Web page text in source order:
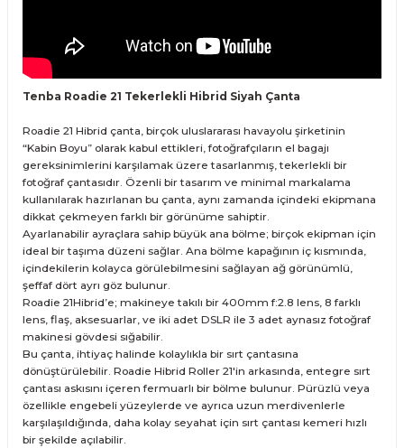
Tenba Roadie 21 Tekerlekli Hibrid Siyah Çanta
Roadie 21 Hibrid çanta, birçok uluslararası havayolu şirketinin
“Kabin Boyu” olarak kabul ettikleri, fotoğrafçıların el bagajı
gereksinimlerini karşılamak üzere tasarlanmış, tekerlekli bir
fotoğraf çantasıdır. Özenli bir tasarım ve minimal markalama
kullanılarak hazırlanan bu çanta, aynı zamanda içindeki ekipmana
dikkat çekmeyen farklı bir görünüme sahiptir.
Ayarlanabilir ayraçlara sahip büyük ana bölme; birçok ekipman için
ideal bir taşıma düzeni sağlar. Ana bölme kapağının iç kısmında,
içindekilerin kolayca görülebilmesini sağlayan ağ görünümlü,
şeffaf dört ayrı göz bulunur.
Roadie 21Hibrid’e; makineye takılı bir 400mm f:2.8 lens, 8 farklı
lens, flaş, aksesuarlar, ve iki adet DSLR ile 3 adet aynasız fotoğraf
makinesi gövdesi sığabilir.
Bu çanta, ihtiyaç halinde kolaylıkla bir sırt çantasına
dönüştürülebilir. Roadie Hibrid Roller 21'in arkasında, entegre sırt
çantası askısını içeren fermuarlı bir bölme bulunur. Pürüzlü veya
özellikle engebeli yüzeylerde ve ayrıca uzun merdivenlerle
karşılaşıldığında, daha kolay seyahat için sırt çantası kemeri hızlı
bir şekilde açılabilir.